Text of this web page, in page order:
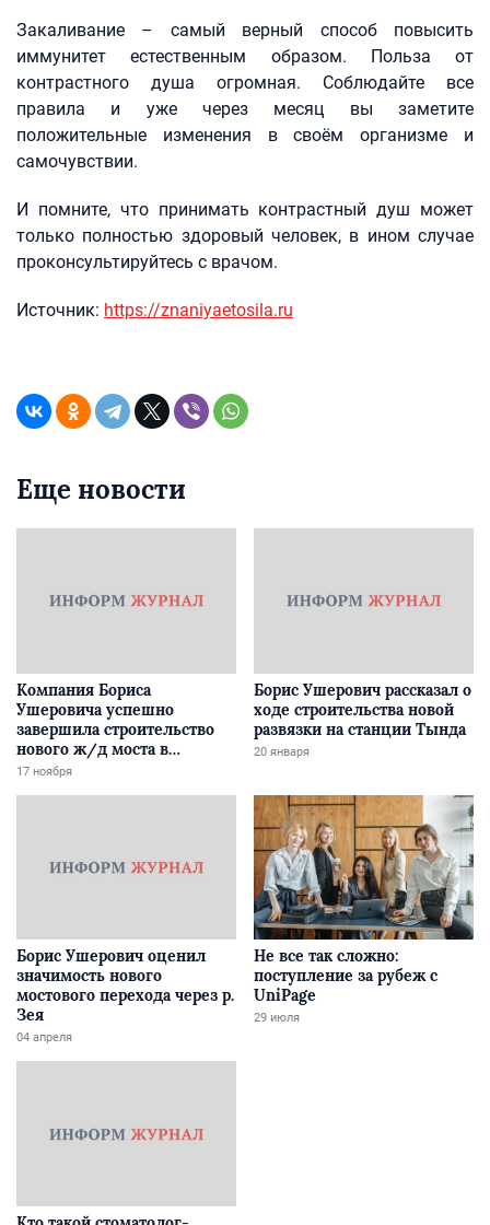
Закаливание – самый верный способ повысить
иммунитет естественным образом. Польза от
контрастного душа огромная. Соблюдайте все
правила и уже через месяц вы заметите
положительные изменения в своём организме и
самочувствии.
И помните, что принимать контрастный душ может
только полностью здоровый человек, в ином случае
проконсультируйтесь с врачом.
Источник: https://znaniyaetosila.ru
Еще новости
Компания Бориса
Ушеровича успешно
завершила строительство
нового ж/д моста в
Забайкалье
17 ноября
Борис Ушерович рассказал о
ходе строительства новой
развязки на станции Тында
20 января
Борис Ушерович оценил
значимость нового
мостового перехода через р.
Зея
04 апреля
Не все так сложно:
поступление за рубеж с
UniPage
29 июля